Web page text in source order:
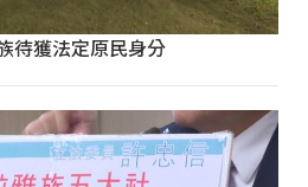
待獲法定原民身分